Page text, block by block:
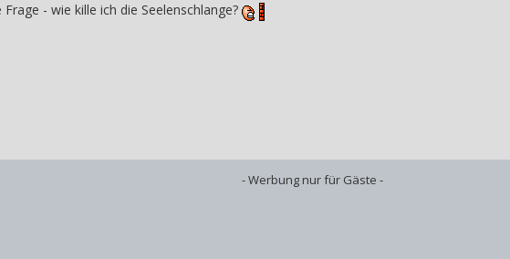
- wie kille ich die Seelenschlange?
- Werbung nur für Gäste -